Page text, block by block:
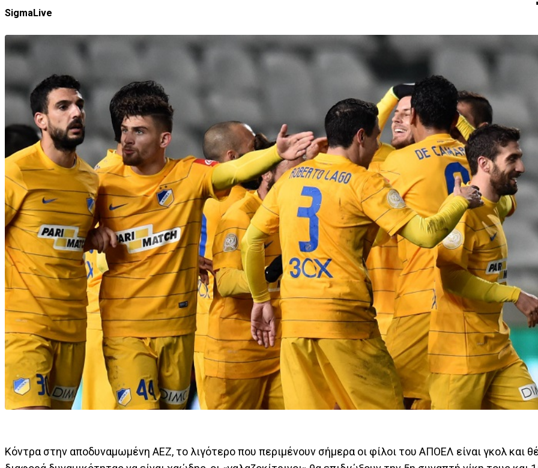
SigmaLive
Κόντρα στην αποδυναμωμένη ΑΕΖ, το λιγότερο που περιμένουν σήμερα οι φίλοι του ΑΠΟΕΛ είναι γκολ και